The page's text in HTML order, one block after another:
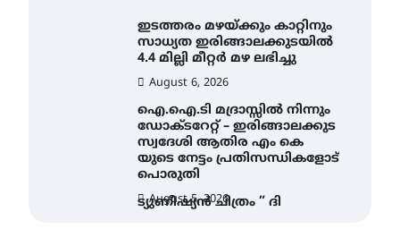
ഇടത്തരം മഴയ്ക്കും കാറ്റിനും
സാധ്യത ഇരിങ്ങാലക്കുടയിൽ
4.4 മില്ലി മീറ്റർ മഴ ലഭിച്ചു
August 6, 2026
ഐ.ഐ.ടി മദ്രാസ്സിൽ നിന്നും
ഡോക്ടറേറ്റ് – ഇരിങ്ങാലക്കുട
സ്വദേശി ആതിര എം കെ
യുടെ നേട്ടം പ്രതിസന്ധികളോട്
പൊരുതി
August 5, 2026
ട്യുണീഷ്യൻ ചിത്രം ” ദി